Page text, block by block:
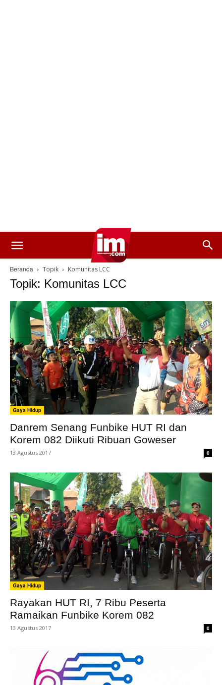
Beranda Topik Komunitas LCC
Topik: Komunitas LCC
Gaya Hidup
Danrem Senang Funbike HUT RI dan
Korem 082 Diikuti Ribuan Goweser
13 Agustus 2017 0
Gaya Hidup
Rayakan HUT RI, 7 Ribu Peserta
Ramaikan Funbike Korem 082
13 Agustus 2017 0